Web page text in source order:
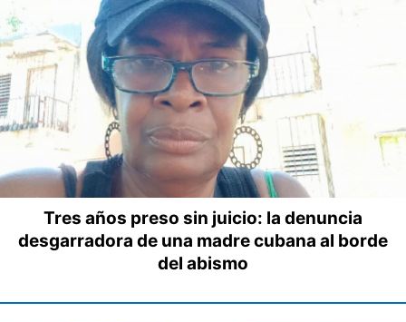
Tres años preso sin juicio: la denuncia
desgarradora de una madre cubana al borde
del abismo